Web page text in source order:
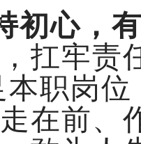
初心，
扛牢责
职岗
在前、